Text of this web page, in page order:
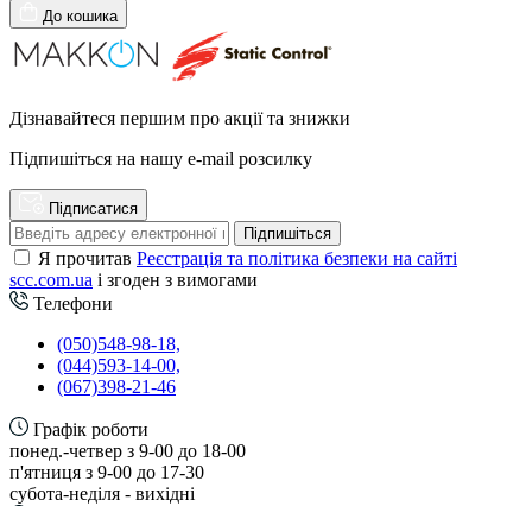
До кошика
Дізнавайтеся першим про акції та знижки
Підпишіться на нашу e-mail розсилку
Підписатися
Підпишіться
Я прочитав Реєстрація та політика безпеки на сайті
scc.com.ua і згоден з вимогами
Телефони
(050)548-98-18,
(044)593-14-00,
(067)398-21-46
Графік роботи
понед.-четвер з 9-00 до 18-00
п'ятниця з 9-00 до 17-30
cубота-неділя - вихідні